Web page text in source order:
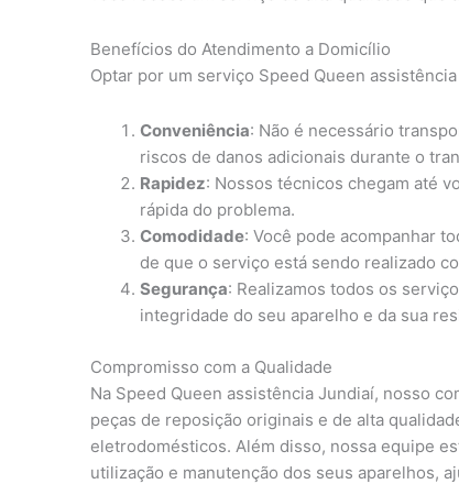
Benefícios do Atendimento a Domicílio
Optar por um serviço Speed Queen
Conveniência: Não é necessário
riscos de danos adicionais durante o
Rapidez: Nossos técnicos chegam até
rápida do problema.
Comodidade: Você pode acompanhar
de que o serviço está sendo realizado
Segurança: Realizamos todos os
integridade do seu aparelho e da sua
Compromisso com a Qualidade
Na Speed Queen assistência Jundiaí, nosso
peças de reposição originais e de alta
eletrodomésticos. Além disso, nossa equipe
utilização e manutenção dos seus aparelhos,